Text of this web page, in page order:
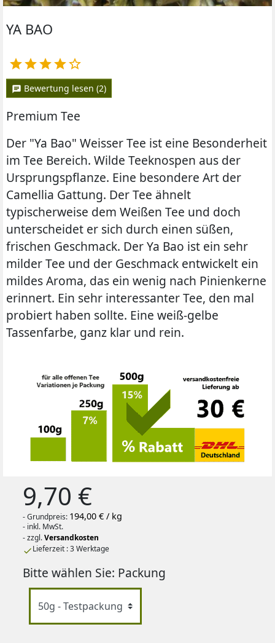
YA BAO

chat Bewertung lesen (2)
Premium Tee
Der "Ya Bao" Weisser Tee ist eine Besonderheit
im Tee Bereich. Wilde Teeknospen aus der
Ursprungspflanze. Eine besondere Art der
Camellia Gattung. Der Tee ähnelt
typischerweise dem Weißen Tee und doch
unterscheidet er sich durch einen süßen,
frischen Geschmack. Der Ya Bao ist ein sehr
milder Tee und der Geschmack entwickelt ein
mildes Aroma, das ein wenig nach Pinienkerne
erinnert. Ein sehr interessanter Tee, den mal
probiert haben sollte. Eine weiß-gelbe
Tassenfarbe, ganz klar und rein.
9,70 €
- Grundpreis: 194,00 € / kg
- inkl. MwSt.
- zzgl.Versandkosten
Lieferzeit : 3 Werktage
Bitte wählen Sie: Packung